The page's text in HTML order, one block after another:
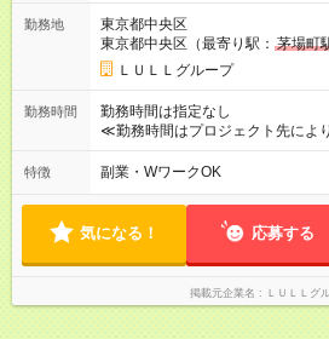
万円～＋業績賞与＋交通費＋各種
万6，610円分）を含む。超過分は
キルを考慮し初任給を決定。経験
す！ ◎昇給年1回（研修終了後） ◎賞与年2回（2月・8月）＋業
績賞与あり ◤スキルアップも、収入アップも。◢ 入社後の成長
や頑張りは、しっかり給与で還元
上アップした社員も。 エンジニアへの還元率は業界高水準の
87％。 スキルを磨いた分だけ、収
す！ 【試用期間】試用期間あり 試用期間の長さ：6ヶ月 ※ 雇用
形態と給与に、本採用時と異なる
中途採用（契約社員） 給与：月給
なし残業代を含みます。※超過分
別途支給いたします ※研修期間中
勤務地
東京都中央区
東京都中央区（最寄り駅： 茅場町
ＬＵＬＬグループ
勤務時間
勤務時間は指定なし
≪勤務時間はプロジェクト先によ
分～19時00分（休憩1時間） ・9
間） ＼平日夜も、ちゃんと「自分時間」がつくれます／ 残業は
やサウナなど、 趣味の時間を楽
特徴 副業・WワークOK
気になる！ 応募する
掲載元企業名 ＬＵＬＬグ